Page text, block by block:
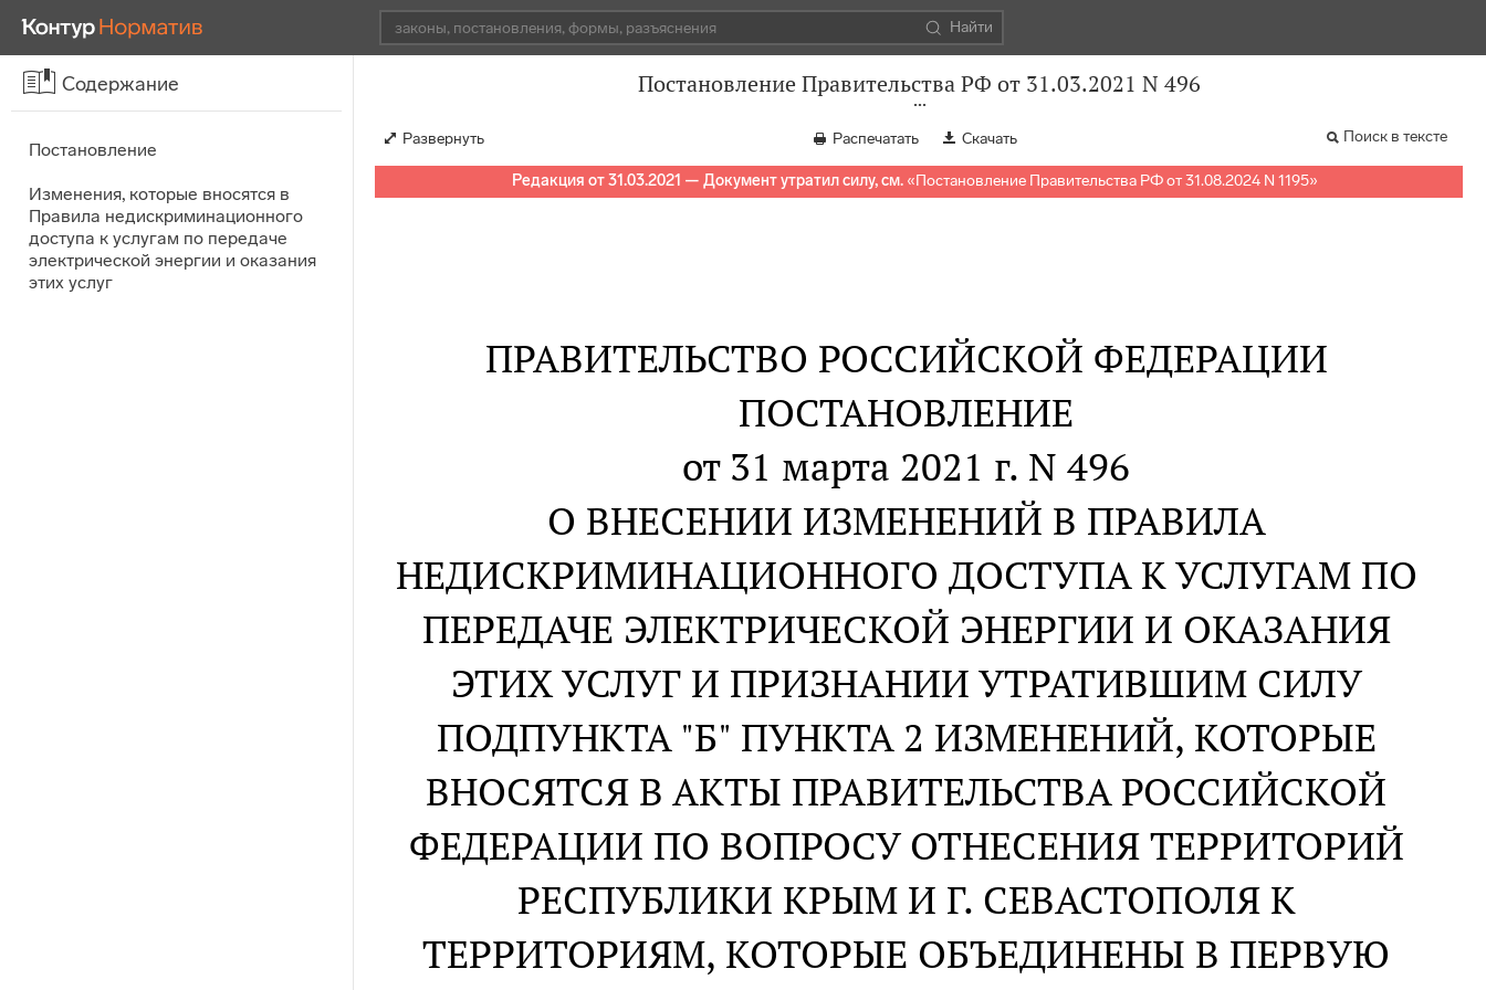
Найти
Содержание
Постановление
Изменения, которые вносятся в
Правила недискриминационного
доступа к услугам по передаче
электрической энергии и оказания
этих услуг
Постановление Правительства РФ от 31.03.2021 N 496
Развернуть Распечатать Скачать Поиск в тексте
Редакция от 31.03.2021 — Документ утратил силу, см.«Постановление Правительства РФ от 31.08.2024 N 1195»
ПРАВИТЕЛЬСТВО РОССИЙСКОЙ ФЕДЕРАЦИИ
ПОСТАНОВЛЕНИЕ
от 31 марта 2021 г. N 496
О ВНЕСЕНИИ ИЗМЕНЕНИЙ В ПРАВИЛА
НЕДИСКРИМИНАЦИОННОГО ДОСТУПА К УСЛУГАМ ПО
ПЕРЕДАЧЕ ЭЛЕКТРИЧЕСКОЙ ЭНЕРГИИ И ОКАЗАНИЯ
ЭТИХ УСЛУГ И ПРИЗНАНИИ УТРАТИВШИМ СИЛУ
ПОДПУНКТА "Б" ПУНКТА 2 ИЗМЕНЕНИЙ, КОТОРЫЕ
ВНОСЯТСЯ В АКТЫ ПРАВИТЕЛЬСТВА РОССИЙСКОЙ
ФЕДЕРАЦИИ ПО ВОПРОСУ ОТНЕСЕНИЯ ТЕРРИТОРИЙ
РЕСПУБЛИКИ КРЫМ И Г. СЕВАСТОПОЛЯ К
ТЕРРИТОРИЯМ, КОТОРЫЕ ОБЪЕДИНЕНЫ В ПЕРВУЮ